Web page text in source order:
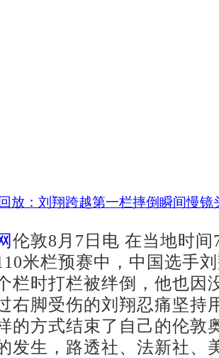
放：刘翔跨越第一栏摔倒瞬间慢镜
伦敦8月7日电 在当地时
米栏预赛中，中国选手
栏时打栏被绊倒，他也因
右脚受伤的刘翔忍痛坚持
的方式结束了自己的伦敦
发生，路透社、法新社、